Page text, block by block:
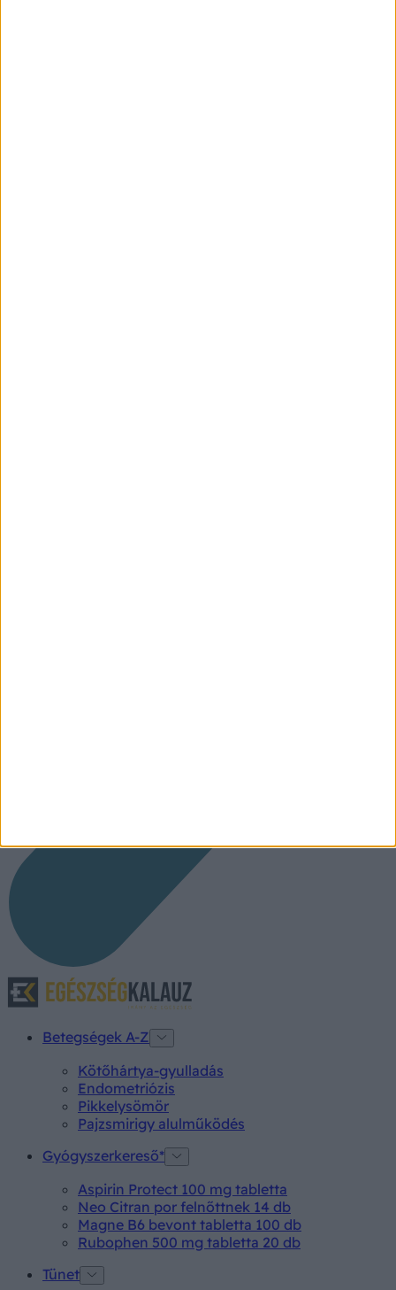
Betegségek A-Z
Kötőhártya-gyulladás
Endometriózis
Pikkelysömör
Pajzsmirigy alulműködés
Gyógyszerkereső*
Aspirin Protect 100 mg tabletta
Neo Citran por felnőttnek 14 db
Magne B6 bevont tabletta 100 db
Rubophen 500 mg tabletta 20 db
Tünet